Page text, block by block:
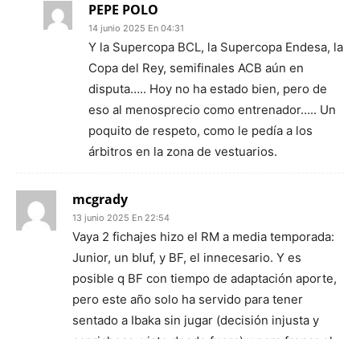
PEPE POLO
14 junio 2025 En 04:31
Y la Supercopa BCL, la Supercopa Endesa, la
Copa del Rey, semifinales ACB aún en
disputa….. Hoy no ha estado bien, pero de
eso al menosprecio como entrenador….. Un
poquito de respeto, como le pedía a los
árbitros en la zona de vestuarios.
mcgrady
13 junio 2025 En 22:54
Vaya 2 fichajes hizo el RM a media temporada:
Junior, un bluf, y BF, el innecesario. Y es
posible q BF con tiempo de adaptación aporte,
pero este año solo ha servido para tener
sentado a Ibaka sin jugar (decisión injusta y